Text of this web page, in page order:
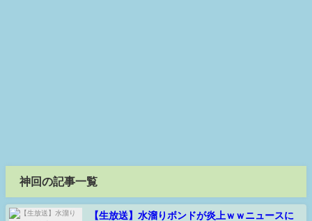
神回の記事一覧
【生放送】水溜りボンドが炎上ｗｗニュースに